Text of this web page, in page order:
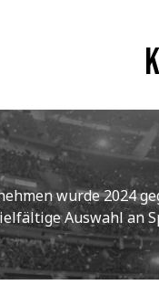
wurde 2024
Auswahl an